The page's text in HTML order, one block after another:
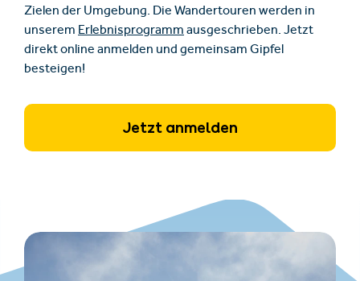
Zielen der Umgebung. Die Wandertouren werden in
unserem Erlebnisprogramm ausgeschrieben. Jetzt
direkt online anmelden und gemeinsam Gipfel
besteigen!
Jetzt anmelden